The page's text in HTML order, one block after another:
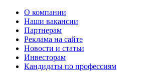
О компании
Наши вакансии
Партнерам
Реклама на сайте
Новости и статьи
Инвесторам
Кандидаты по профессиям